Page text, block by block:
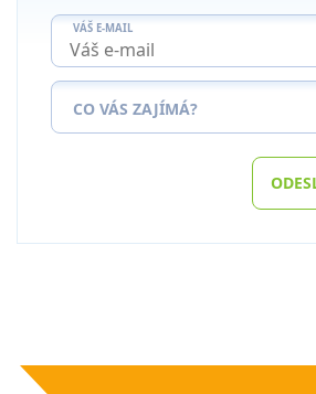
VÁŠ E-MAIL
CO VÁS ZAJÍMÁ?